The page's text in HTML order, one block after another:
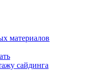
материалов
сайдинга